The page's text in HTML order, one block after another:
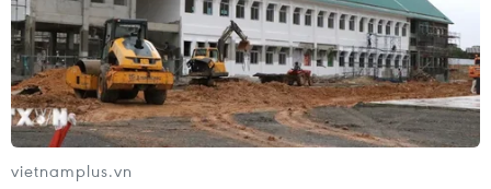
vietnamplus.vn